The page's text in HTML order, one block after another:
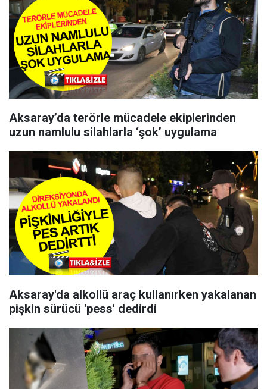
Aksaray’da terörle mücadele ekiplerinden
uzun namlulu silahlarla ‘şok’ uygulama
Aksaray'da alkollü araç kullanırken yakalanan
pişkin sürücü 'pess' dedirdi